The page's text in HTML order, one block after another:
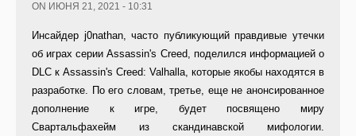
ON ИЮНЯ 21, 2021 - 10:31
Инсайдер j0nathan, часто публикующий правдивые утечки
об играх серии Assassin's Creed, поделился информацией о
DLC к Assassin's Creed: Valhalla, которые якобы находятся в
разработке. По его словам, третье, еще не анонсированное
дополнение к игре, будет посвящено миру
Свартальфахейм из скандинавской мифологии.